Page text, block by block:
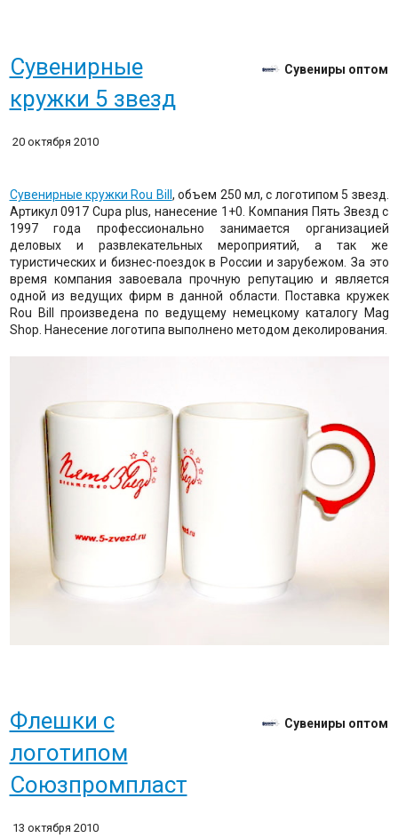
Сувенирные
кружки 5 звезд
Сувениры оптом
20 октября 2010
Сувенирные кружки Rou Bill , объем 250 мл, с логотипом 5 звезд.
Артикул 0917 Cupa plus, нанесение 1+0. Компания Пять Звезд с
1997 года профессионально занимается организацией
деловых и развлекательных мероприятий, а так же
туристических и бизнес-поездок в России и зарубежом. За это
время компания завоевала прочную репутацию и является
одной из ведущих фирм в данной области. Поставка кружек
Rou Bill произведена по ведущему немецкому каталогу Mag
Shop. Нанесение логотипа выполнено методом деколирования.
Флешки с
логотипом
Союзпромпласт
Сувениры оптом
13 октября 2010